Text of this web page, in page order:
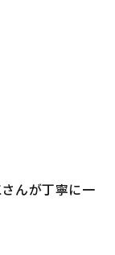
んが丁寧に一